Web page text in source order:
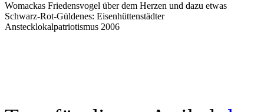
Womackas Friedensvogel über dem Herzen und dazu etwas
Schwarz-Rot-Güldenes: Eisenhüttenstädter
Anstecklokalpatriotismus 2006